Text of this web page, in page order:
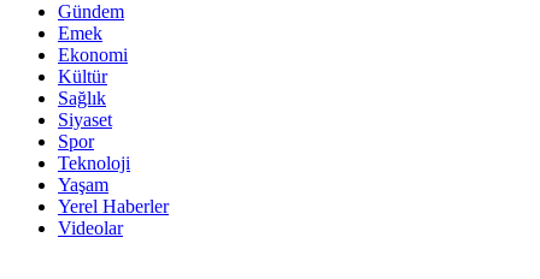
Gündem
Emek
Ekonomi
Kültür
Sağlık
Siyaset
Spor
Teknoloji
Yaşam
Yerel Haberler
Videolar